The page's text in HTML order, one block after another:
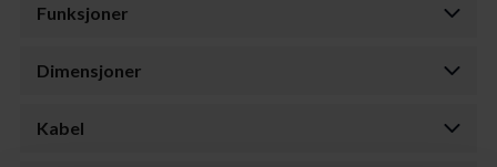
Funksjoner
Dimensjoner
Kabel